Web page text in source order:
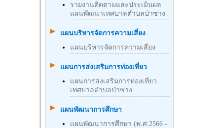
รายงานติดตามและประเมินผล
แผนพัฒนาเทศบาลตำบลป่าซาง
แผนบริหารจัดการความเสี่ยง
แผนบริหารจัดการความเสี่ยง
แผนการส่งเสริมการท่องเที่ยว
แผนการส่งเสริมการท่องเที่ยว
เทศบาลตำบลป่าซาง
แผนพัฒนาการศึกษา
แผนพัฒนาการศึกษา (พ.ศ.2566 -